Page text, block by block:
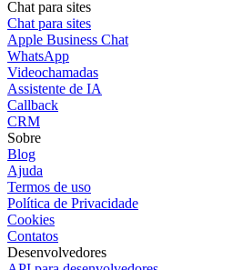
Chat para sites
Chat para sites
Apple Business Chat
WhatsApp
Videochamadas
Assistente de IA
Callback
CRM
Sobre
Blog
Ajuda
Termos de uso
Política de Privacidade
Cookies
Contatos
Desenvolvedores